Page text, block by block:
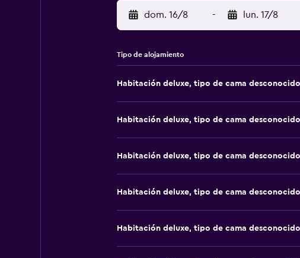
dom. 16/8 - lun. 17/8
Tipo de alojamiento
Habitación deluxe, tipo de cama desconocido
Habitación deluxe, tipo de cama desconocido
Habitación deluxe, tipo de cama desconocido
Habitación deluxe, tipo de cama desconocido
Habitación deluxe, tipo de cama desconocido